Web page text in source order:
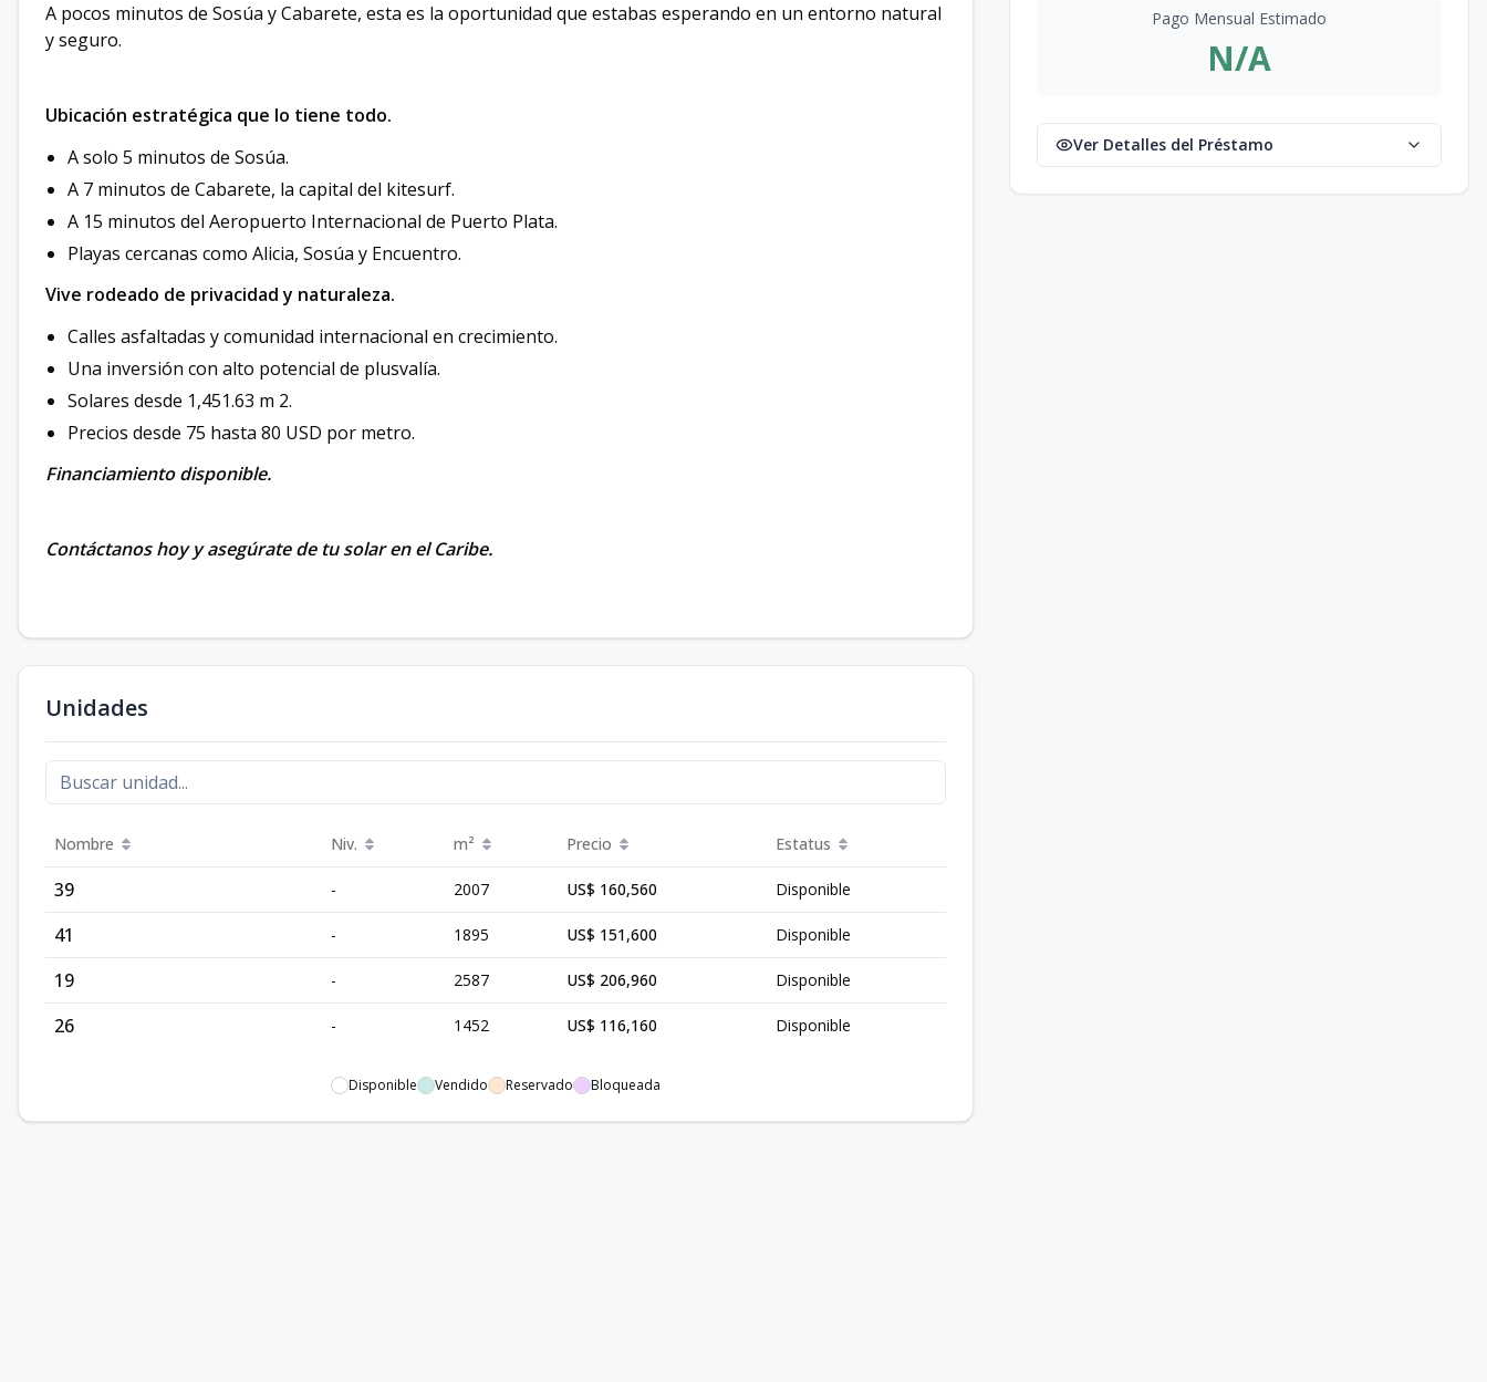
A pocos minutos de Sosúa y Cabarete, esta es la oportunidad que estabas esperando en un entorno natural
y seguro.
Ubicación estratégica que lo tiene todo.
A solo 5 minutos de Sosúa.
A 7 minutos de Cabarete, la capital del kitesurf.
A 15 minutos del Aeropuerto Internacional de Puerto Plata.
Playas cercanas como Alicia, Sosúa y Encuentro.
Vive rodeado de privacidad y naturaleza.
Calles asfaltadas y comunidad internacional en crecimiento.
Una inversión con alto potencial de plusvalía.
Solares desde 1,451.63 m 2.
Precios desde 75 hasta 80 USD por metro.
Financiamiento disponible.
Contáctanos hoy y asegúrate de tu solar en el Caribe.
Unidades
Nombre Niv. m² Precio Estatus
39 - 2007 US$ 160,560 Disponible
41 - 1895 US$ 151,600 Disponible
19 - 2587 US$ 206,960 Disponible
26 - 1452 US$ 116,160 Disponible
Disponible Vendido Reservado Bloqueada
Pago Mensual Estimado
N/A
Ver Detalles del Préstamo